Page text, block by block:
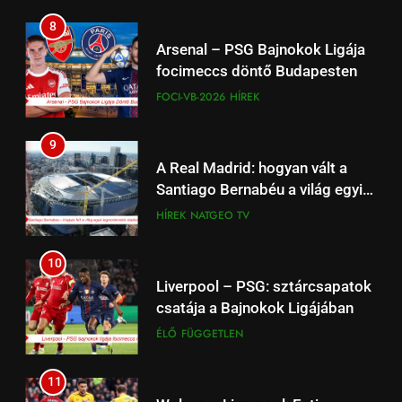
8
Arsenal – PSG Bajnokok Ligája
focimeccs döntő Budapesten
FOCI-VB-2026 HÍREK
9
A Real Madrid: hogyan vált a
Santiago Bernabéu a világ egyik
legmodernebb arénájává?
HÍREK NATGEO TV
10
Liverpool – PSG: sztárcsapatok
csatája a Bajnokok Ligájában
ÉLŐ FÜGGETLEN
11
17
Work‑life integration: a munka
és a magánélet új egyensúlya a
fiataloknál
18
Családpolitikai nagyágyú:
Tényleg Európa legnagyobb
adókedvezménye jött most el?
1
Kedves John! 2010 Film –
Érmékbe zárt szeretet: A
numizmatika mint sorsfordító
2